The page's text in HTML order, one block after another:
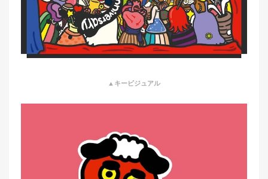
▲キービジュアル